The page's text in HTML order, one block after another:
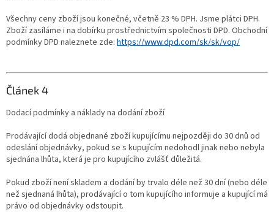
Všechny ceny zboží jsou konečné, včetně 23 % DPH. Jsme plátci DPH.
Zboží zasíláme i na dobírku prostřednictvím společnosti DPD. Obchodní
podmínky DPD naleznete zde: https://www.dpd.com/sk/sk/vop/
Článek 4
Dodací podmínky a náklady na dodání zboží
Prodávající dodá objednané zboží kupujícímu nejpozději do 30 dnů od
odeslání objednávky, pokud se s kupujícím nedohodl jinak nebo nebyla
sjednána lhůta, která je pro kupujícího zvlášť důležitá.
Pokud zboží není skladem a dodání by trvalo déle než 30 dní (nebo déle
než sjednaná lhůta), prodávající o tom kupujícího informuje a kupující má
právo od objednávky odstoupit.